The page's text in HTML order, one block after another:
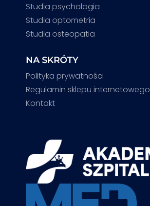
Studia psychologia
Studia optometria
Studia osteopatia
NA SKRÓTY
Polityka prywatności
Regulamin sklepu internetowego
Kontakt